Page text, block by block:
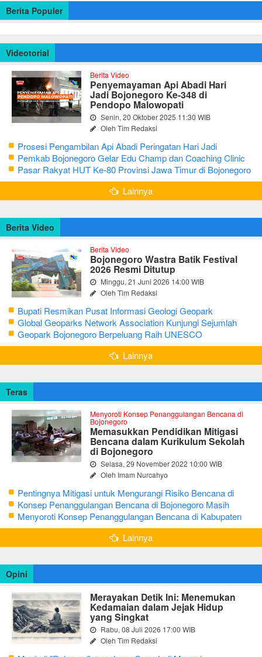
Berita Populer
Videotorial
Berita Video
Penyemayaman Api Abadi Hari
Jadi Bojonegoro Ke-348 di
Pendopo Malowopati
Senin, 20 Oktober 2025 11:30 WIB
Oleh Tim Redaksi
Prosesi Pengambilan Api Abadi Peringatan Hari Jadi
Bojonegoro Ke-348
Pemkab Bojonegoro Gelar Edu Champ dan Coaching Clinic
Seni Reog dan Jaranan
Pasar Rakyat HUT Ke-80 Provinsi Jawa Timur di Bojonegoro
Lainnya
Berita Video
Berita Video
Bojonegoro Wastra Batik Festival
2026 Resmi Ditutup
Minggu, 21 Juni 2026 14:00 WIB
Oleh Tim Redaksi
Bupati Resmikan Pusat Informasi Geologi Geopark
Bojonegoro
Global Geoparks Network Association Kunjungi Sejumlah
Geosite di Bojonegoro
Geopark Bojonegoro Berpeluang Raih UNESCO
Global Geopark
Lainnya
Teras
Menyoroti Konsep Penanggulangan Bencana di
Bojonegoro
Memasukkan Pendidikan Mitigasi
Bencana dalam Kurikulum Sekolah
di Bojonegoro
Selasa, 29 November 2022 10:00 WIB
Oleh Imam Nurcahyo
Pentingnya Mitigasi untuk Mengurangi Risiko Bencana di
Bojonegoro
Konsep Penanggulangan Bencana di Bojonegoro Masih
Mengutamakan Tanggap Darurat
Menyoroti Konsep Penanggulangan Bencana di Kabupaten
Bojonegoro
Lainnya
Opini
Merayakan Detik Ini: Menemukan
Kedamaian dalam Jejak Hidup
yang Singkat
Rabu, 08 Juli 2026 17:00 WIB
Oleh Tim Redaksi